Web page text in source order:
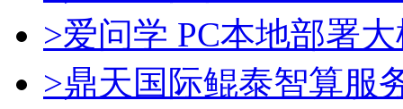
>爱问学 PC本地部署
>鼎天国际鲲泰智算服